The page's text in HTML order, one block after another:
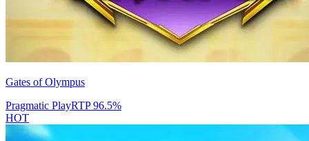
Gates of Olympus
Pragmatic PlayRTP96.5%
HOT